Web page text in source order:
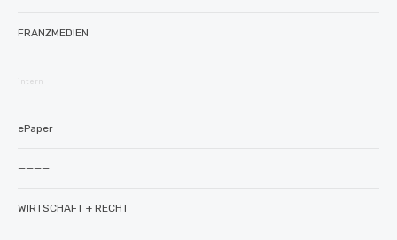
FRANZMED!EN
intern
ePaper
————
WIRTSCHAFT + RECHT